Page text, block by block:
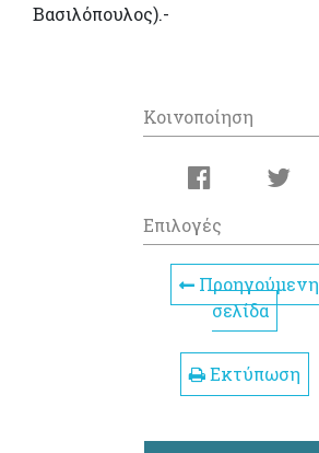
Βασιλόπουλος).-
Κοινοποίηση
Επιλογές
Προηγούμενη
σελίδα
Εκτύπωση